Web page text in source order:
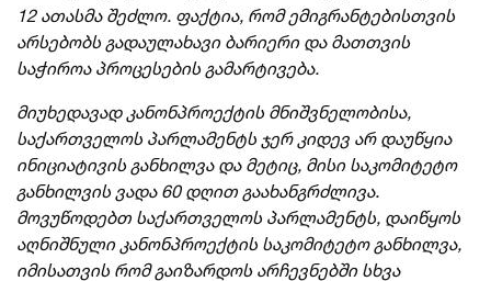
12 ათასმა შეძლო. ფაქტია, რომ ემიგრანტებისთვის
არსებობს გადაულახავი ბარიერი და მათთვის
საჭიროა პროცესების გამარტივება.
მიუხედავად კანონპროექტის მნიშვნელობისა,
საქართველოს პარლამენტს ჯერ კიდევ არ დაუწყია
ინიციატივის განხილვა და მეტიც, მისი საკომიტეტო
განხილვის ვადა 60 დღით გაახანგრძლივა.
მოვუწოდებთ საქართველოს პარლამენტს, დაიწყოს
აღნიშნული კანონპროექტის საკომიტეტო განხილვა,
იმისათვის რომ გაიზარდოს არჩევნებში სხვა